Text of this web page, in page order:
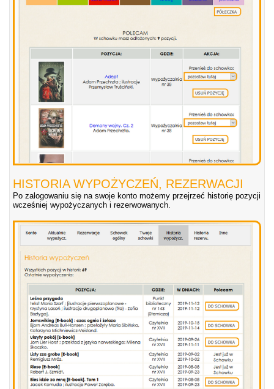
HISTORIA WYPOŻYCZEŃ, REZERWACJI
Po zalogowaniu się na swoje konto możemy przejrzeć historię pozycji
wcześniej wypożyczanych i rezerwowanych.